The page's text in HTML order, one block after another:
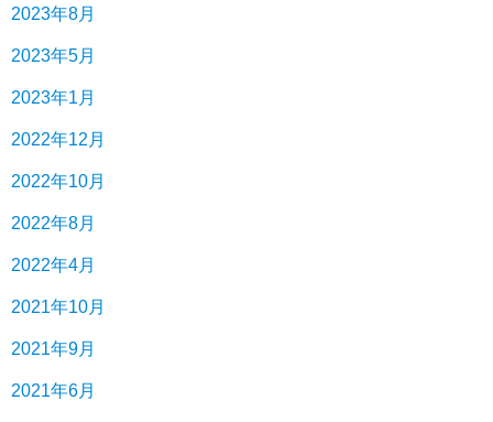
2023年8月
2023年5月
2023年1月
2022年12月
2022年10月
2022年8月
2022年4月
2021年10月
2021年9月
2021年6月